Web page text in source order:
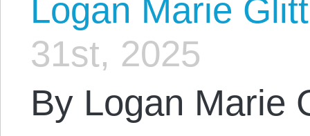
Logan Marie
31st, 2025
By Logan Marie